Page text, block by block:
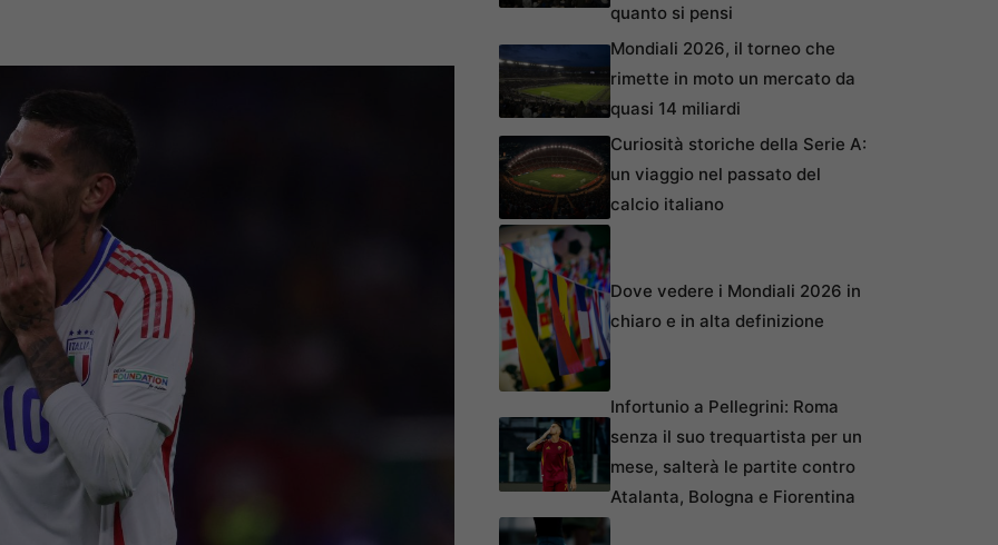
quanto si pensi
Mondiali 2026, il torneo che
rimette in moto un mercato da
quasi 14 miliardi
Curiosità storiche della Serie A:
un viaggio nel passato del
calcio italiano
Dove vedere i Mondiali 2026 in
chiaro e in alta definizione
Infortunio a Pellegrini: Roma
senza il suo trequartista per un
mese, salterà le partite contro
Atalanta, Bologna e Fiorentina